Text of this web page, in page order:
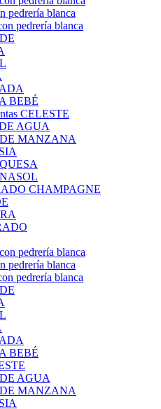
pedrería blanca
pedrería blanca
BEBÉ
CELESTE
AGUA
MANZANA
CHAMPAGNE
pedrería blanca
pedrería blanca
pedrería blanca
BEBÉ
AGUA
MANZANA